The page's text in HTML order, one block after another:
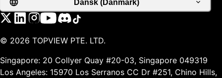
Dansk (Danmark)
© 2026 TOPVIEW PTE. LTD.
Singapore: 20 Collyer Quay #20-03, Singapore 049319
Los Angeles: 15970 Los Serranos CC Dr #251, Chino Hills,